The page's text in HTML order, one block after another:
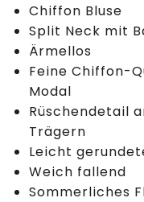
Chiffon Bluse
Split Neck mit
Ärmellos
Feine Chiffon-
Modal
Rüschendetail
Trägern
Leicht
Weich fallend
Sommerliches